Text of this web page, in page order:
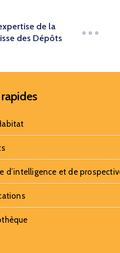
de la
des Dépôts
d’intelligence et de